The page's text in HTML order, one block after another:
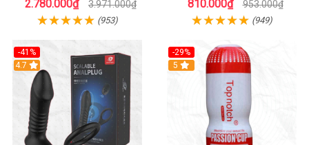
2.780.000₫ 3.971.000₫
(953)
810.000₫ 953.000₫
(949)
-41%
Hot
4.7
-29%
5